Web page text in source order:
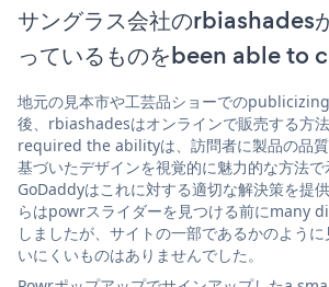
サングラス会社のrbiashades
っているものをbeen able to
地元の見本市や工芸品ショーでの
後、rbiashadesはオンラインで販売する方法
required the abilityは、訪問者に製品の品
基づいたデザインを視覚的に魅力的な方法
GoDaddyはこれに対する適切な解決策を提
らはpowrスライダーを見つける前にmany
しましたが、サイトの一部であるかのよう
いにくいものはありませんでした。